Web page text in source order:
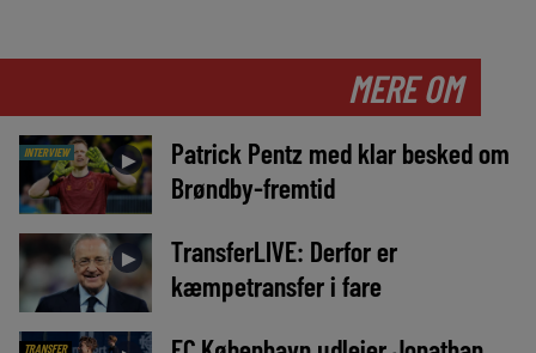
MERE OM
INTERVIEW ►
Patrick Pentz med klar besked om
Brøndby-fremtid
►
TransferLIVE: Derfor er
kæmpetransfer i fare
TRANSFER